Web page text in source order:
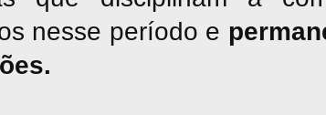
nesse período e